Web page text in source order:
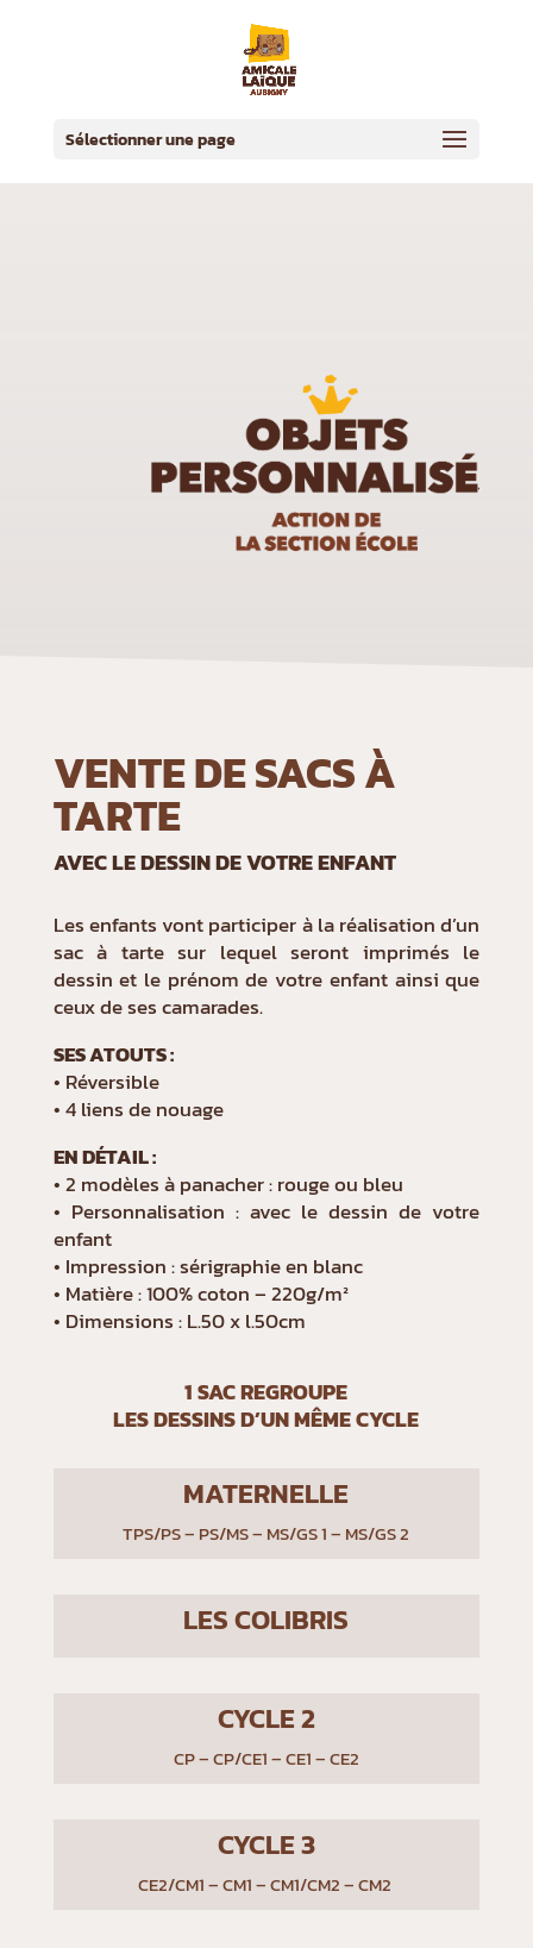
Sélectionner une page
VENTE DE SACS À
TARTE
AVEC LE DESSIN DE VOTRE ENFANT
Les enfants vont participer à la réalisation d’un
sac à tarte sur lequel seront imprimés le
dessin et le prénom de votre enfant ainsi que
ceux de ses camarades.
SES ATOUTS :
• Réversible
• 4 liens de nouage
EN DÉTAIL :
• 2 modèles à panacher : rouge ou bleu
• Personnalisation : avec le dessin de votre
enfant
• Impression : sérigraphie en blanc
• Matière : 100% coton – 220g/m²
• Dimensions : L.50 x l.50cm
1 SAC REGROUPE
LES DESSINS D’UN MÊME CYCLE
MATERNELLE
TPS/PS – PS/MS – MS/GS 1 – MS/GS 2
LES COLIBRIS
CYCLE 2
CP – CP/CE1 – CE1 – CE2
CYCLE 3
CE2/CM1 – CM1 – CM1/CM2 – CM2